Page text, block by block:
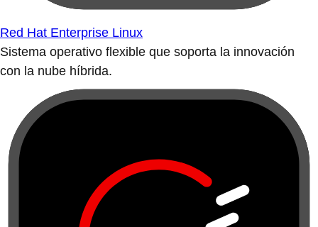
Red Hat Enterprise Linux
Sistema operativo flexible que soporta la innovación
con la nube híbrida.